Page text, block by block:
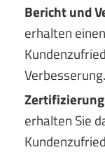
Bericht und
erhalten
Verbesserung.
erhalten Sie